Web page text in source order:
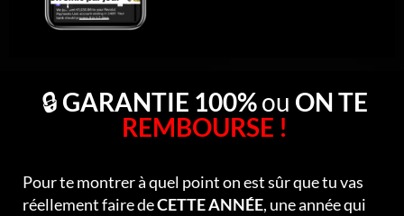
🔒GARANTIE 100%ou ON TE
REMBOURSE !
Pour te montrer à quel point on est sûr que tu vas
réellement faire deCETTE ANNÉE, une année qui